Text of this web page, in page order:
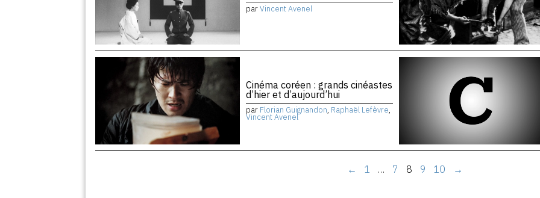
parVincent Avenel
Cinéma coréen : grands cinéastes
d’hier et d’aujourd’hui
par Florian Guignandon, Raphaël Lefèvre,
Vincent Avenel
← 1 … 7 8 9 10 →